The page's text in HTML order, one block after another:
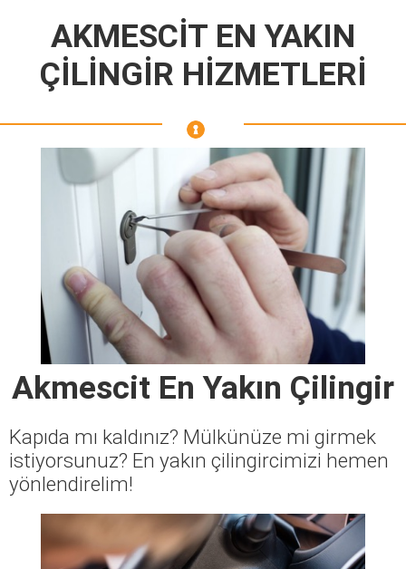
AKMESCİT EN YAKIN
ÇİLİNGİR HİZMETLERİ
Akmescit En Yakın Çilingir
Kapıda mı kaldınız? Mülkünüze mi girmek
istiyorsunuz? En yakın çilingircimizi hemen
yönlendirelim!